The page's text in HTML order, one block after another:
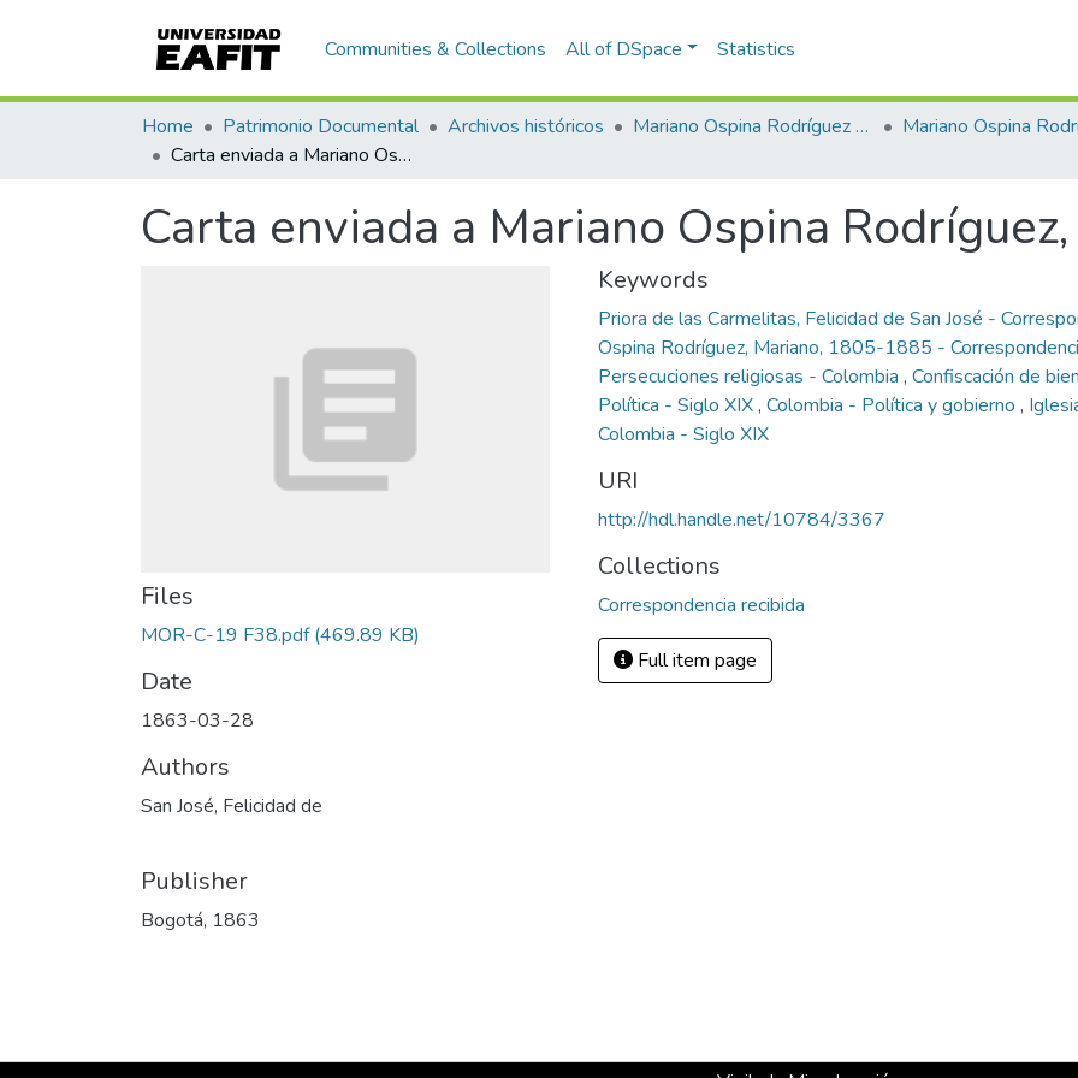
Communities & Collections All of DSpace Statistics
Home Patrimonio Documental Archivos históricos Mariano Ospina Rodríguez (1826 -1912) Mariano Ospina
Carta enviada a Mariano Ospina Rodríguez, Puerto Rico
Carta enviada a Mariano Ospina
Files
MOR-C-19 F38.pdf(469.89 KB)
Date
1863-03-28
Authors
San José, Felicidad de
Publisher
Bogotá, 1863
Keywords
Priora de las Carmelitas, Felicidad de San José -
Ospina Rodríguez, Mariano, 1805-1885 -
Persecuciones religiosas - Colombia , Confiscación de
Política - Siglo XIX, Colombia - Política y gobierno ,
Colombia - Siglo XIX
URI
http://hdl.handle.net/10784/3367
Collections
Correspondencia recibida
Full item page